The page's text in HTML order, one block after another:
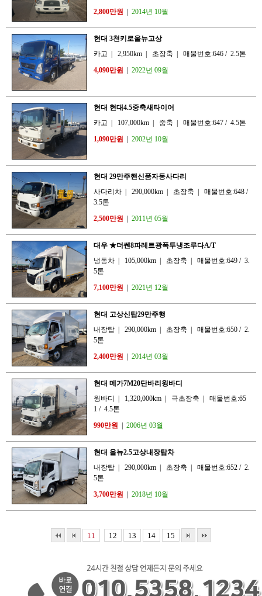
2,800만원
2014년 10월
현대 3천키로올뉴고상
카고
2,950km 초장축 매물번호:646 / 2.5톤
4,090만원
2022년 09월
현대 현대4.5중축새타이어
카고
107,000km 중축 매물번호:647 / 4.5톤
1,090만원
2002년 10월
현대 29만주핸신품자동사다리
사다리차
290,000km 초장축 매물번호:648 /
3.5톤
2,500만원
2011년 05월
대우 ★더쎈8파레트광폭투냉조루다A/T
냉동차
105,000km 초장축 매물번호:649 / 3.
5톤
7,100만원
2021년 12월
현대 고상신탑29만주행
내장탑
290,000km 초장축 매물번호:650 / 2.
5톤
2,400만원
2014년 03월
현대 메가7M20단바리윙바디
윙바디
1,320,000km 극초장축
매물번호:65
1 / 4.5톤
990만원
2006년 03월
현대 올뉴2.5고상내장탑차
내장탑
290,000km 초장축 매물번호:652 / 2.
5톤
3,700만원
2018년 10월
11 12 13 14 15